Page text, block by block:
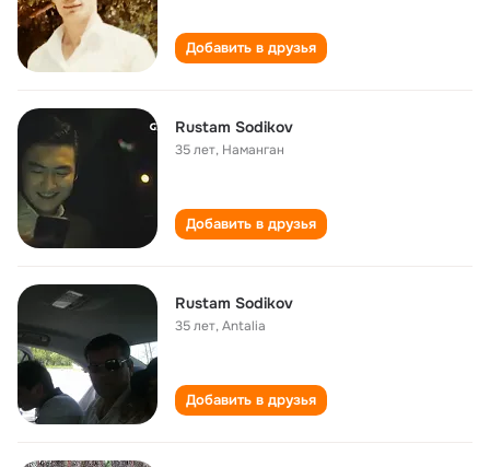
Добавить в друзья
Rustam Sodikov
35 лет, Наманган
Добавить в друзья
Rustam Sodikov
35 лет,Antalia
Добавить в друзья